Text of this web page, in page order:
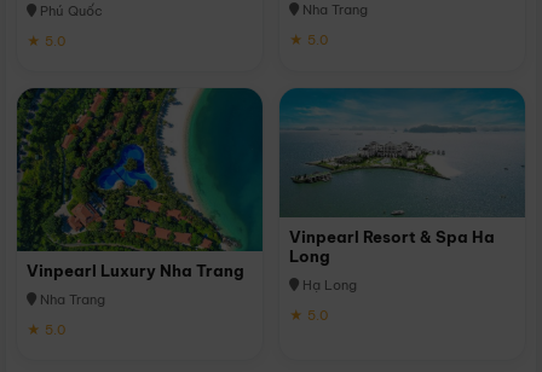
Phú Quốc
★ 5.0
Nha Trang
★ 5.0
Vinpearl Luxury Nha Trang
Nha Trang
★ 5.0
Vinpearl Resort & Spa Ha
Long
Hạ Long
★ 5.0